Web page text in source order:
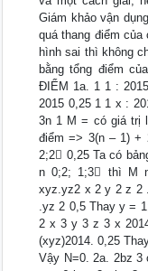
Giám khảo vận
quá thang điểm
hình sai thì không
bằng tổng điểm
ĐIỂM 1a. 1 1 :
2015 0,25 1 1 x :
3n 1 M = có giá trị
điểm => 3(n – 1)
2;2 0,25 Ta có
n 0;2; 1;3 thì M
xyz.yz2 x 2 y 2 z 2
.yz 2 0,5 Thay y =
2 x 3 y 3 z 3 x
(xyz)2014. 0,25
Vậy N=0. 2a. 2bz